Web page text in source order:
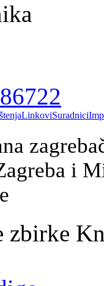
LinkoviSuradnici
i